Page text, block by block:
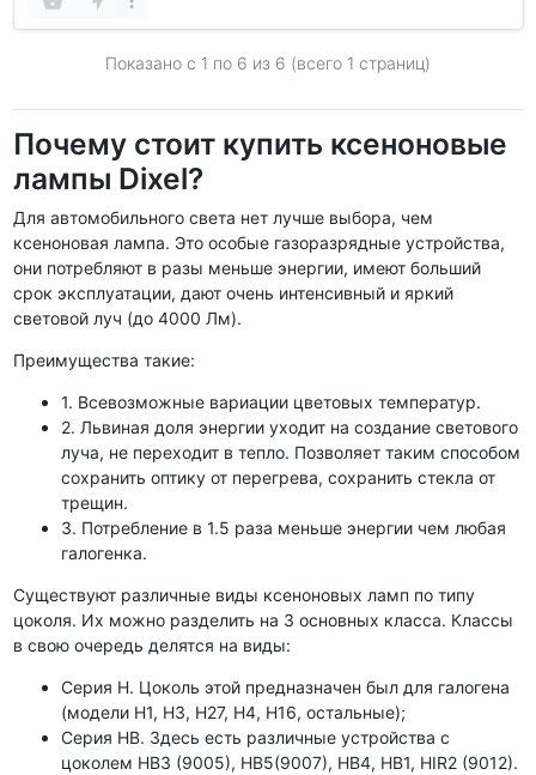
Показано с 1 по 6 из 6 (всего 1 страниц)
Почему стоит купить ксеноновые
лампы Dixel?
Для автомобильного света нет лучше выбора, чем
ксеноновая лампа. Это особые газоразрядные устройства,
они потребляют в разы меньше энергии, имеют больший
срок эксплуатации, дают очень интенсивный и яркий
световой луч (до 4000 Лм).
Преимущества такие:
1. Всевозможные вариации цветовых температур.
2. Львиная доля энергии уходит на создание светового
луча, не переходит в тепло. Позволяет таким способом
сохранить оптику от перегрева, сохранить стекла от
трещин.
3. Потребление в 1.5 раза меньше энергии чем любая
галогенка.
Существуют различные виды ксеноновых ламп по типу
цоколя. Их можно разделить на 3 основных класса. Классы
в свою очередь делятся на виды:
Серия H. Цоколь этой предназначен был для галогена
(модели H1, H3, H27, H4, H16, остальные);
Серия HB. Здесь есть различные устройства с
цоколем HB3 (9005), HB5(9007), HB4, HB1, HIR2 (9012).